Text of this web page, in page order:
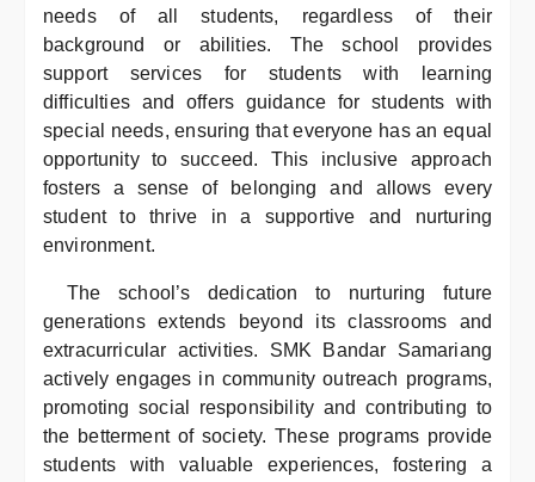
needs of all students, regardless of their
background or abilities. The school provides
support services for students with learning
difficulties and offers guidance for students with
special needs, ensuring that everyone has an equal
opportunity to succeed. This inclusive approach
fosters a sense of belonging and allows every
student to thrive in a supportive and nurturing
environment.
The school’s dedication to nurturing future
generations extends beyond its classrooms and
extracurricular activities. SMK Bandar Samariang
actively engages in community outreach programs,
promoting social responsibility and contributing to
the betterment of society. These programs provide
students with valuable experiences, fostering a